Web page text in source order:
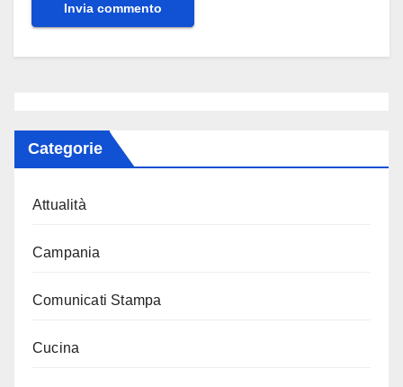
Categorie
Attualità
Campania
Comunicati Stampa
Cucina